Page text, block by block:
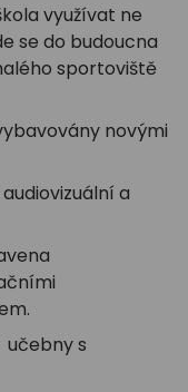
využívat ne
se do budoucna
sportoviště
novými
a
učebny s